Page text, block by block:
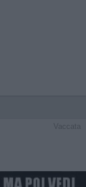
Vaccata